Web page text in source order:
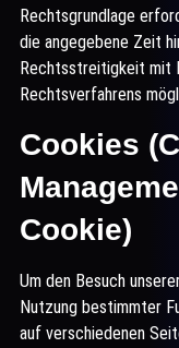
Rechtsgrundlage
die angegebene Zeit
Rechtsstreitigkeit mit
Rechtsverfahrens
Cookies
Cookie)
Um den Besuch
Nutzung bestimmter
auf verschiedenen